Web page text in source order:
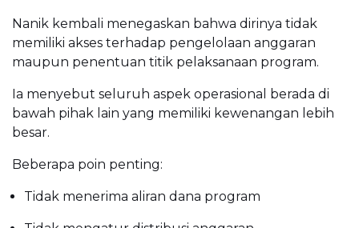
Nanik kembali menegaskan bahwa dirinya tidak
memiliki akses terhadap pengelolaan anggaran
maupun penentuan titik pelaksanaan program.
Ia menyebut seluruh aspek operasional berada di
bawah pihak lain yang memiliki kewenangan lebih
besar.
Beberapa poin penting:
Tidak menerima aliran dana program